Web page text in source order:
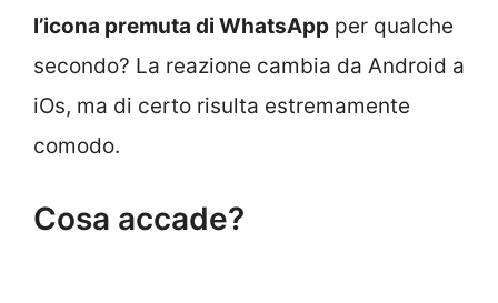
l’icona premuta di WhatsApp per qualche
secondo? La reazione cambia da Android a
iOs, ma di certo risulta estremamente
comodo.
Cosa accade?